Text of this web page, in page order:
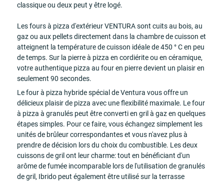
classique ou deux peut y être logé.
Les fours à pizza d'extérieur VENTURA sont cuits au bois, au
gaz ou aux pellets directement dans la chambre de cuisson et
atteignent la température de cuisson idéale de 450 ° C en peu
de temps. Sur la pierre à pizza en cordiérite ou en céramique,
votre authentique pizza au four en pierre devient un plaisir en
seulement 90 secondes.
Le four à pizza hybride spécial de Ventura vous offre un
délicieux plaisir de pizza avec une flexibilité maximale. Le four
à pizza à granulés peut être converti en gril à gaz en quelques
étapes simples. Pour ce faire, vous échangez simplement les
unités de brûleur correspondantes et vous n'avez plus à
prendre de décision lors du choix du combustible. Les deux
cuissons de gril ont leur charme: tout en bénéficiant d'un
arôme de fumée incomparable lors de l'utilisation de granulés
de gril, Ibrido peut également être utilisé sur la terrasse